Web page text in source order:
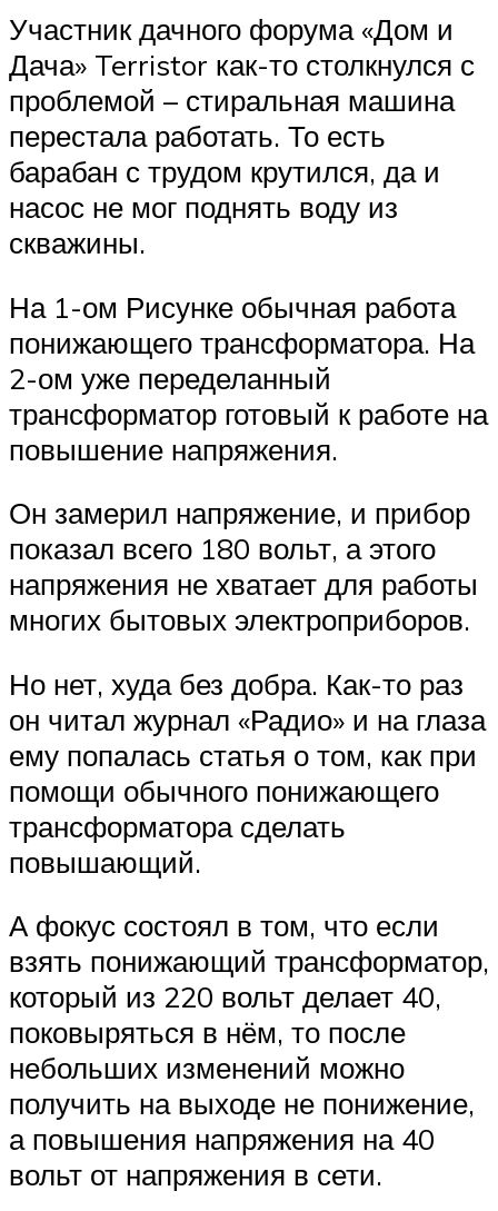
Участник дачного форума «Дом и
Дача» Terristor как-то столкнулся с
проблемой – стиральная машина
перестала работать. То есть
барабан с трудом крутился, да и
насос не мог поднять воду из
скважины.
На 1-ом Рисунке обычная работа
понижающего трансформатора. На
2-ом уже переделанный
трансформатор готовый к работе на
повышение напряжения.
Он замерил напряжение, и прибор
показал всего 180 вольт, а этого
напряжения не хватает для работы
многих бытовых электроприборов.
Но нет, худа без добра. Как-то раз
он читал журнал «Радио» и на глаза
ему попалась статья о том, как при
помощи обычного понижающего
трансформатора сделать
повышающий.
А фокус состоял в том, что если
взять понижающий трансформатор,
который из 220 вольт делает 40,
поковыряться в нём, то после
небольших изменений можно
получить на выходе не понижение,
а повышения напряжения на 40
вольт от напряжения в сети.